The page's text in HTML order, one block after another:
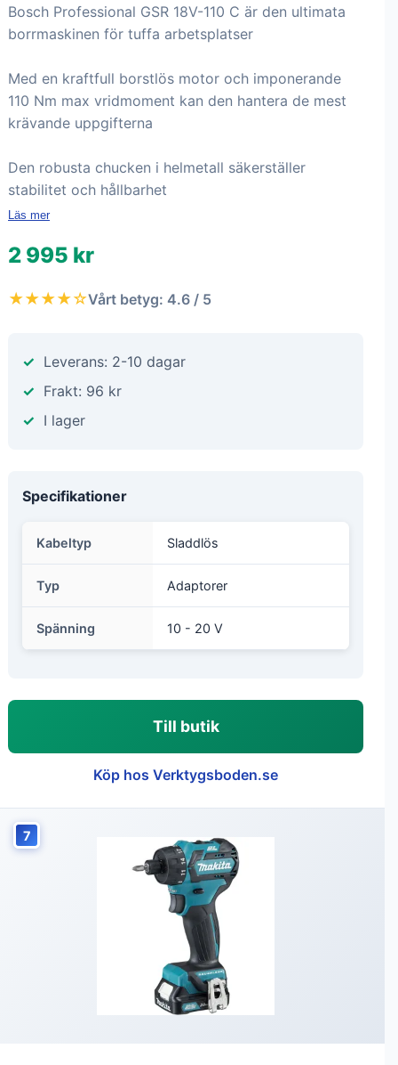
Bosch Professional GSR 18V-110 C är den ultimata
borrmaskinen för tuffa arbetsplatser
Med en kraftfull borstlös motor och imponerande
110 Nm max vridmoment kan den hantera de mest
krävande uppgifterna
Den robusta chucken i helmetall säkerställer
stabilitet och hållbarhet
Läs mer
2 995 kr
★★★★☆Vårt betyg: 4.6 / 5
Leverans: 2-10 dagar
Frakt: 96 kr
I lager
Specifikationer
Kabeltyp Sladdlös
Typ Adaptorer
Spänning 10 - 20 V
Till butik
Köp hos Verktygsboden.se
7